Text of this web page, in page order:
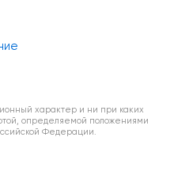
характер и ни при каких
определяемой положениями
Федерации.